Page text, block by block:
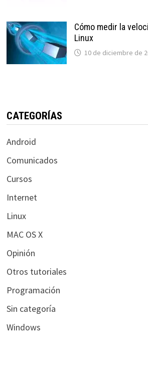
Cómo medir la
Linux
10 de diciembre de
CATEGORÍAS
Android
Comunicados
Cursos
Internet
Linux
MAC OS X
Opinión
Otros tutoriales
Programación
Sin categoría
Windows